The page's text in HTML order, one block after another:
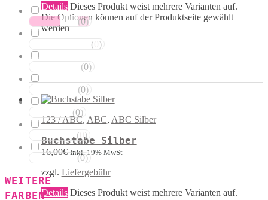
Details Dieses Produkt weist mehrere Varianten auf.
Die Optionen können auf der Produktseite gewählt
werden
123 / ABC, ABC, ABC Silber
Buchstabe Silber
16,00€ Inkl. 19% MwSt
zzgl. Liefergebühr
Details Dieses Produkt weist mehrere Varianten auf.
Rosa Weiss (0)
Schwarz Weiss (0)
(0)
(0)
(0)
Blau Weiss ( 0)
Mehrfarbig (0)
WEITERE
FARBEN